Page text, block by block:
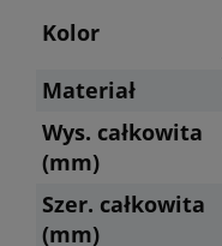
Kolor
Materiał
Wys. całkowita
(mm)
Szer. całkowita
(mm)